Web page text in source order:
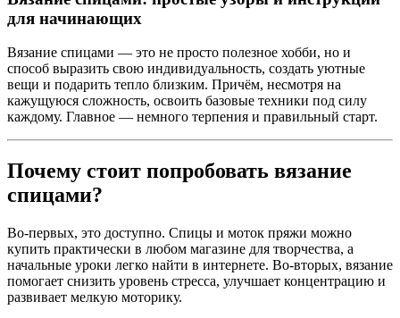
для начинающих
Вязание спицами — это не просто полезное хобби, но и
способ выразить свою индивидуальность, создать уютные
вещи и подарить тепло близким. Причём, несмотря на
кажущуюся сложность, освоить базовые техники под силу
каждому. Главное — немного терпения и правильный старт.
Почему стоит попробовать вязание
спицами?
Во-первых, это доступно. Спицы и моток пряжи можно
купить практически в любом магазине для творчества, а
начальные уроки легко найти в интернете. Во-вторых, вязание
помогает снизить уровень стресса, улучшает концентрацию и
развивает мелкую моторику.